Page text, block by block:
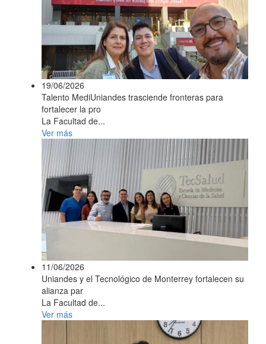
19/06/2026
Talento MediUniandes trasciende fronteras para
fortalecer la pro
La Facultad de...
Ver más
11/06/2026
Uniandes y el Tecnológico de Monterrey fortalecen su
alianza par
La Facultad de...
Ver más